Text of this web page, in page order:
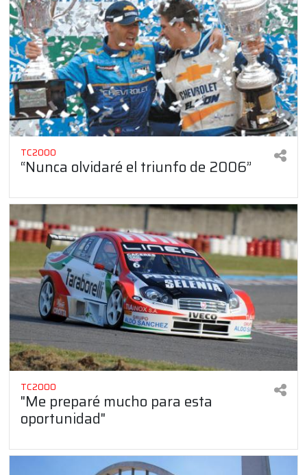
TC2000
“Nunca olvidaré el triunfo de 2006”
TC2000
"Me preparé mucho para esta
oportunidad"